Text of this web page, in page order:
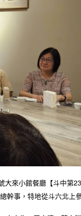
來小館餐廳【斗中第
幹事，特地從斗六北上